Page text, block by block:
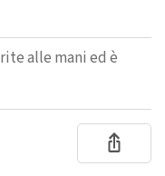
alle mani ed è